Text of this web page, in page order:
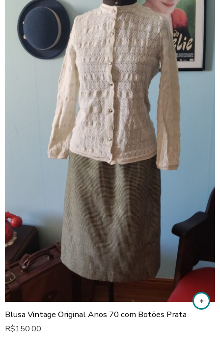
Blusa Vintage Original Anos 70 com Botões Prata
R$150.00